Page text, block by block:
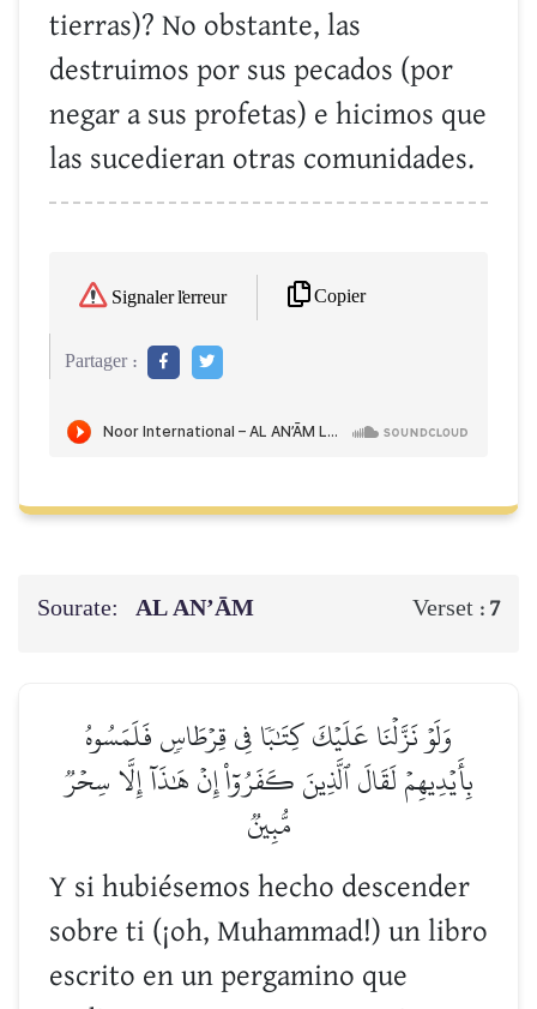
tierras)? No obstante, las
destruimos por sus pecados (por
negar a sus profetas) e hicimos que
las sucedieran otras comunidades.
Signaler l'erreur Copier
Partager :
Sourate: AL AN’ĀM Verset : 7
وَلَوۡ نَزَّلۡنَا عَلَيۡكَ كِتَٰبٗا فِي قِرۡطَاسٖ فَلَمَسُوهُ
بِأَيۡدِيهِمۡ لَقَالَ ٱلَّذِينَ كَفَرُوٓاْ إِنۡ هَٰذَآ إِلَّا سِحۡرٞ
مُّبِينٞ
Y si hubiésemos hecho descender
sobre ti (¡oh, Muhammad!) un libro
escrito en un pergamino que